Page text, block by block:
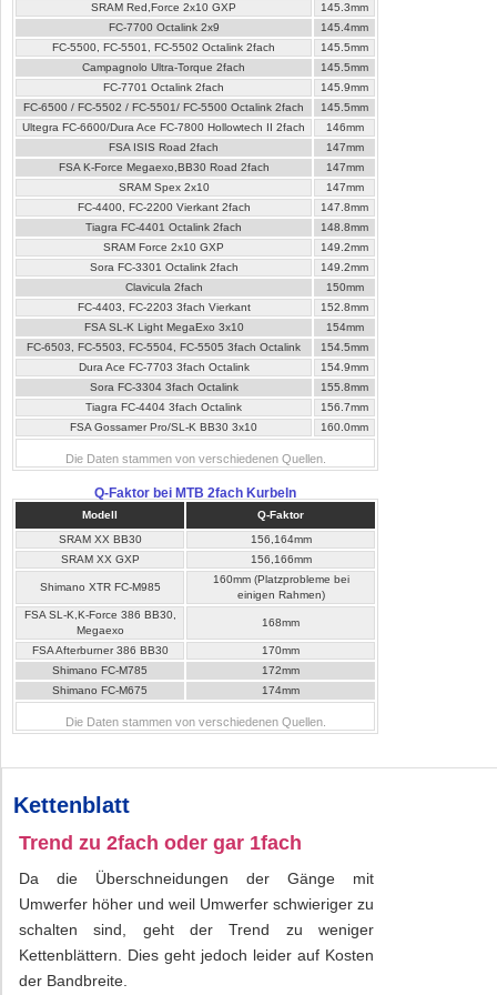
Die Daten stammen von verschiedenen Quellen.
SRAM Red,Force 2x10 GXP
145.3mm
FC-7700 Octalink 2x9
145.4mm
FC-5500, FC-5501, FC-5502 Octalink 2fach
145.5mm
Campagnolo Ultra-Torque 2fach
145.5mm
FC-7701 Octalink 2fach
145.9mm
FC-6500 / FC-5502 / FC-5501/ FC-5500 Octalink 2fach
145.5mm
Ultegra FC-6600/Dura Ace FC-7800 Hollowtech II 2fach
146mm
FSA ISIS Road 2fach
147mm
FSA K-Force Megaexo,BB30 Road 2fach
147mm
SRAM Spex 2x10
147mm
FC-4400, FC-2200 Vierkant 2fach
147.8mm
Tiagra FC-4401 Octalink 2fach
148.8mm
SRAM Force 2x10 GXP
149.2mm
Sora FC-3301 Octalink 2fach
149.2mm
Clavicula 2fach
150mm
FC-4403, FC-2203 3fach Vierkant
152.8mm
FSA SL-K Light MegaExo 3x10
154mm
FC-6503, FC-5503, FC-5504, FC-5505 3fach Octalink
154.5mm
Dura Ace FC-7703 3fach Octalink
154.9mm
Sora FC-3304 3fach Octalink
155.8mm
Tiagra FC-4404 3fach Octalink
156.7mm
FSA Gossamer Pro/SL-K BB30 3x10
160.0mm
Q-Faktor bei MTB 2fach Kurbeln
Die Daten stammen von verschiedenen Quellen.
Modell
Q-Faktor
SRAM XX BB30
156,164mm
SRAM XX GXP
156,166mm
Shimano XTR FC-M985
160mm (Platzprobleme bei
einigen Rahmen)
FSA SL-K,K-Force 386 BB30,
Megaexo
168mm
FSA Afterburner 386 BB30
170mm
Shimano FC-M785
172mm
Shimano FC-M675
174mm
Kettenblatt
Trend zu 2fach oder gar 1fach
Da die Überschneidungen der Gänge mit
Umwerfer höher und weil Umwerfer schwieriger zu
schalten sind, geht der Trend zu weniger
Kettenblättern. Dies geht jedoch leider auf Kosten
der Bandbreite.